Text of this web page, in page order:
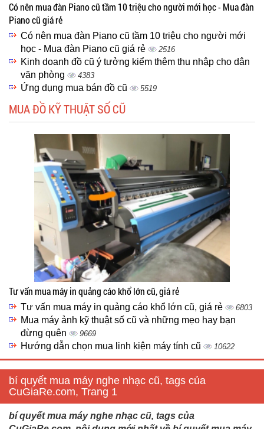
Có nên mua đàn Piano cũ tầm 10 triệu cho người mới học - Mua đàn
Piano cũ giá rẻ
Có nên mua đàn Piano cũ tầm 10 triệu cho người mới
học - Mua đàn Piano cũ giá rẻ
2516
Kinh doanh đồ cũ ý tưởng kiểm thêm thu nhập cho dân
văn phòng
4383
Ứng dụng mua bán đồ cũ 5519
MUA ĐỒ KỸ THUẬT SỐ CŨ
Tư vấn mua máy in quảng cáo khổ lớn cũ, giá rẻ
Tư vấn mua máy in quảng cáo khổ lớn cũ, giá rẻ 6803
Mua máy ảnh kỹ thuật số cũ và những mẹo hay bạn
đừng quên
9669
Hướng dẫn chọn mua linh kiện máy tính cũ 10622
bí quyết mua máy nghe nhạc cũ, tags của
CuGiaRe.com, Trang 1
bí quyết mua máy nghe nhạc cũ, tags của